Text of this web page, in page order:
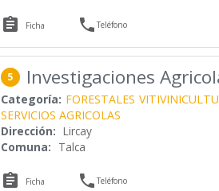
 Ficha Teléfono
5 Investigaciones
Categoría: FORESTALES
SERVICIOS AGRICOLAS
Dirección: Lircay
Comuna: Talca
 Ficha Teléfono